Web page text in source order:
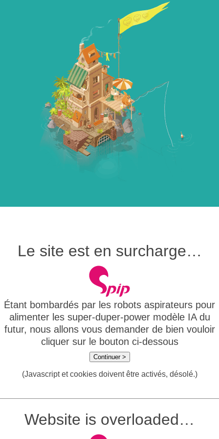
Le site est en surcharge…
Étant bombardés par les robots aspirateurs pour
alimenter les super-duper-power modèle IA du
futur, nous allons vous demander de bien vouloir
cliquer sur le bouton ci-dessous
Continuer >
(Javascript et cookies doivent être activés, désolé.)
Website is overloaded…